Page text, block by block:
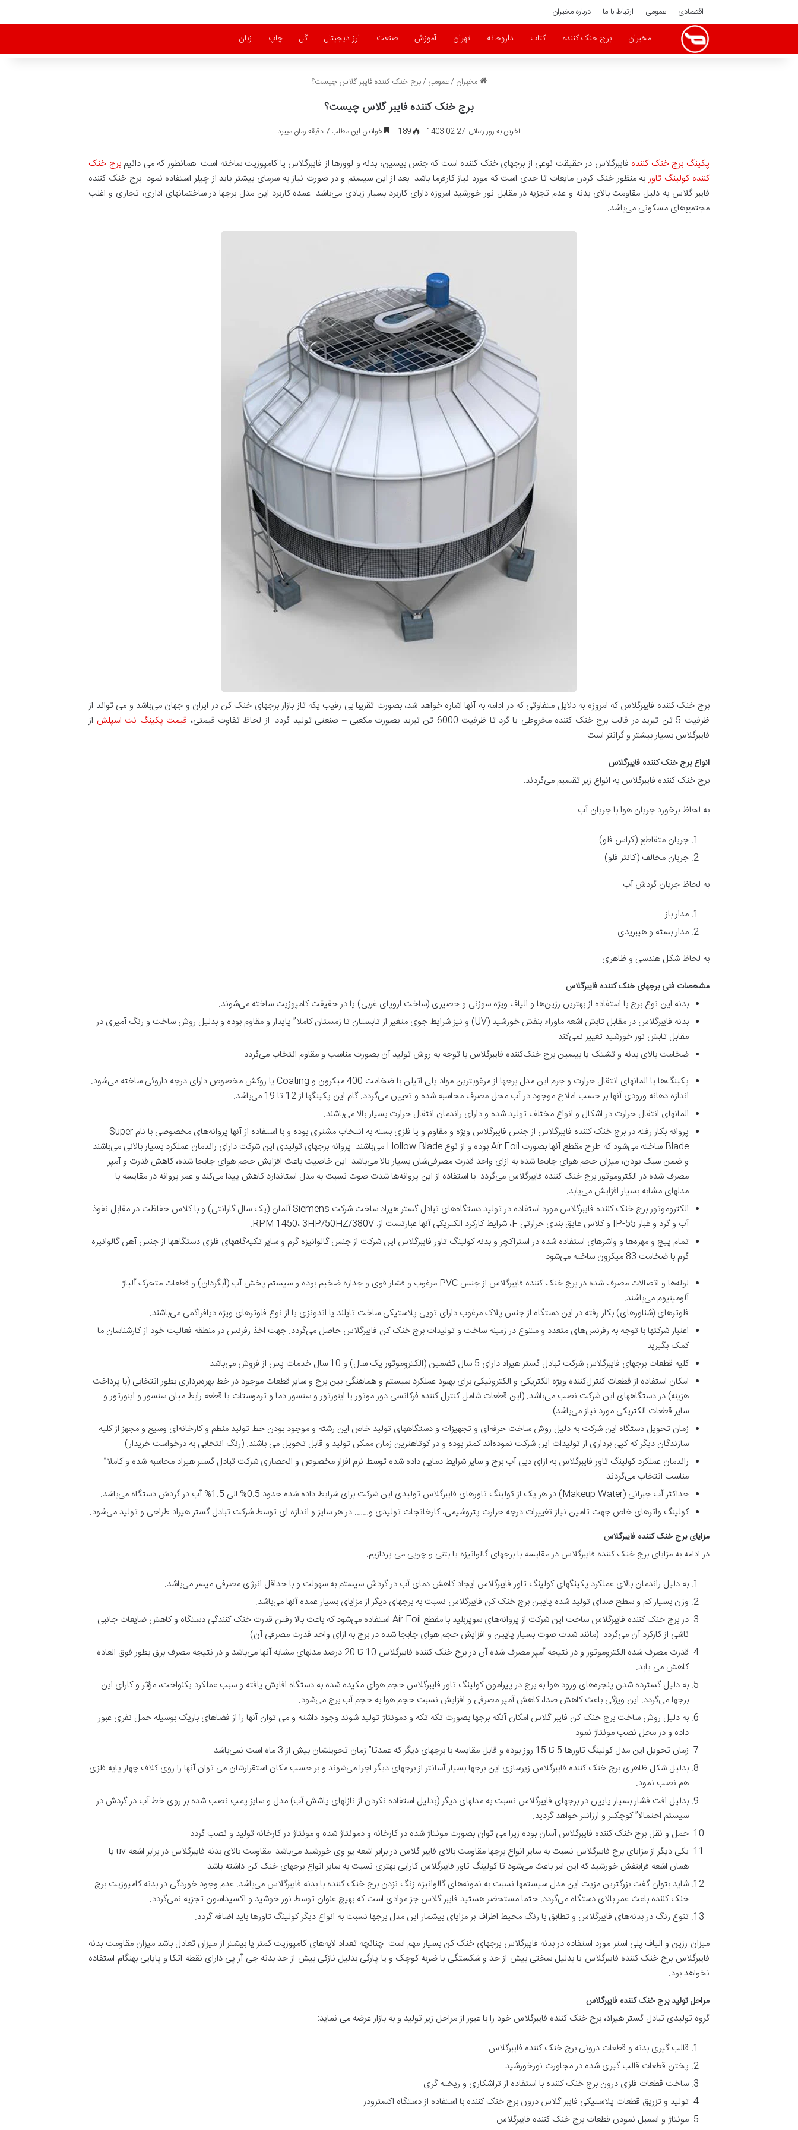
اقتصادی عمومی ارتباط با ما درباره مخبران
مخبران برج خنک کننده کتاب داروخانه تهران آموزش صنعت ارز دیجیتال گل چاپ زبان
مخبران /عمومی /برج خنک کننده فایبر گلاس چیست؟
برج خنک کننده فایبر گلاس چیست؟
آخرین به روز رسانی: 27-02-1403 189 خواندن این مطلب 7 دقیقه زمان میبرد
پکینگ برج خنک کننده فایبرگلاس در حقیقت نوعی از برجهای خنک کننده است که جنس بیسین، بدنه و لوورها از فایبرگلاس یا کامپوزیت ساخته است. همانطور که می دانیمبرج خنک
کننده کولینگ تاوربه منظور خنک کردن مایعات تا حدی است که مورد نیاز کارفرما باشد. بعد از این سیستم و در صورت نیاز به سرمای بیشتر باید از چیلر استفاده نمود. برج خنک کننده
فایبر گلاس به دلیل مقاومت بالای بدنه و عدم تجزیه در مقابل نور خورشید امروزه دارای کاربرد بسیار زیادی می‌باشد. عمده کاربرد این مدل برجها در ساختمانهای اداری، تجاری و اغلب
مجتمع‌های مسکونی می‌باشد.
برج خنک کننده فایبرگلاس که امروزه به دلایل متفاوتی که در ادامه به آنها اشاره خواهد شد، بصورت تقریبا بی رقیب یکه تاز بازار برجهای خنک کن در ایران و جهان می‌باشد و می تواند از
ظرفیت 5 تن تبرید در قالب برج خنک کننده مخروطی یا گرد تا ظرفیت 6000 تن تبرید بصورت مکعبی – صنعتی تولید گردد. از لحاظ تفاوت قیمتی،
قیمت پکینگ نت اسپلش از
فایبرگلاس بسیار بیشتر و گرانتر است.
انواع برج خنک کننده فایبرگلاس
برج خنک کننده فایبرگلاس به انواع زیر تقسیم می‌گردند:
به لحاظ برخورد جریان هوا با جریان آب
جریان متقاطع (کراس فلو)
جریان مخالف (کانتر فلو)
به لحاظ جریان گردش آب
مدار باز
مدار بسته و هیبریدی
به لحاظ شکل هندسی و ظاهری
مشخصات فنی برجهای خنک کننده فایبرگلاس
بدنه این نوع برج با استفاده از بهترین رزین‌ها و الیاف ویژه سوزنی و حصیری (ساخت اروپای غربی) یا در حقیقت کامپوزیت ساخته می‌شوند.
بدنه فایبرگلاس در مقابل تابش اشعه ماوراء بنفش خورشید (UV) و نیز شرایط جوی متغیر از تابستان تا زمستان کاملا” پایدار و مقاوم بوده و بدلیل روش ساخت و رنگ آمیزی در
مقابل تابش نور خورشید تغییر نمی‌کند.
ضخامت بالای بدنه و تشتک یا بیسین برج خنک‌کننده فایبرگلاس با توجه به روش تولید آن بصورت مناسب و مقاوم انتخاب می‌گردد.
پکینگ‌ها یا المانهای انتقال حرارت و جرم این مدل برجها از مرغوبترین مواد پلی اتیلن با ضخامت 400 میکرون و Coating یا روکش مخصوص دارای درجه داروئی ساخته می‌شود.
اندازه دهانه ورودی آنها بر حسب املاح موجود در آب محل مصرف محاسبه شده و تعیین می‌گردد. گام این پکینگها از 12 تا 19 می‌باشد.
المانهای انتقال حرارت در اشکال و انواع مختلف تولید شده و دارای راندمان انتقال حرارت بسیار بالا می‌باشند.
پروانه‌ بکار رفته در برج خنک کننده فایبرگلاس از جنس فایبرگلاس ویژه و مقاوم و یا فلزی بسته به انتخاب مشتری بوده و با استفاده از آنها پروانه‌های مخصوصی با نام Super
Blade ساخته می‌شود که طرح مقطع آنها بصورت Air Foil بوده و از نوع Hollow Blade می‌باشند. پروانه برجهای تولیدی این شرکت دارای راندمان عملکرد بسیار بالائی می‌باشند
و ضمن سبک بودن، میزان حجم هوای جابجا شده به ازای واحد قدرت مصرفی‌شان بسیار بالا می‌باشد. این خاصیت باعث افزایش حجم هوای جابجا شده، کاهش قدرت و آمپر
مصرف شده در الکتروموتور برج خنک کننده فایبرگلاس می‌گردد. با استفاده از این پروانه‌ها شدت صوت نسبت به مدل استاندارد کاهش پیدا می‌کند و عمر پروانه در مقایسه با
مدلهای مشابه بسیار افزایش می‌یابد.
الکتروموتور برج خنک کننده فایبرگلاس مورد استفاده در تولید دستگاه‌های تبادل گستر هیراد ساخت شرکت Siemens آلمان (یک سال گارانتی) و با کلاس حفاظت در مقابل نفوذ
آب و گرد و غبار IP-55 و کلاس عایق بندی حرارتی F، شرایط کارکرد الکتریکی آنها عبارتست از: RPM 1450، 3HP/50HZ/380V.
تمام پیچ و مهره‌ها و واشرهای استفاده شده در استراکچر و بدنه کولینگ تاور فایبرگلاس این شرکت از جنس گالوانیزه گرم و سایر تکیه‌گاههای فلزی دستگاهها از جنس آهن گالوانیزه
گرم با ضخامت 83 میکرون ساخته می‌شود.
لوله‌ها و اتصالات مصرف شده در برج خنک کننده فایبرگلاس از جنس PVC مرغوب و فشار قوی و جداره ضخیم بوده و سیستم پخش آب (آبگردان) و قطعات متحرک آلیاژ
آلومینیوم می‌باشند.
فلوترهای (شناورهای) بکار رفته در این دستگاه از جنس پلاک مرغوب دارای توپی پلاستیکی ساخت تایلند یا اندونزی یا از نوع فلوترهای ویژه دیافراگمی می‌باشند.
اعتبار شرکتها با توجه به رفرنس‌های متعدد و متنوع در زمینه ساخت و تولیدات برج خنک کن فایبرگلاس حاصل می‌گردد. جهت اخذ رفرنس در منطقه فعالیت خود از کارشناسان ما
کمک بگیرید.
کلیه قطعات برجهای فایبرگلاس شرکت تبادل گستر هیراد دارای 5 سال تضمین (الکتروموتور یک سال) و 10 سال خدمات پس از فروش می‌باشد.
امکان استفاده از قطعات کنترل‌کننده ویژه الکتریکی و الکترونیکی برای بهبود عملکرد سیستم و هماهنگی بین برج و سایر قطعات موجود در خط بهره‌برداری بطور انتخابی (با پرداخت
هزینه) در دستگاههای این شرکت نصب می‌باشد. (این قطعات شامل کنترل کننده فرکانسی دور موتور یا اینورتور و سنسور دما و ترموستات یا قطعه رابط میان سنسور و اینورتور و
سایر قطعات الکتریکی مورد نیاز می‌باشد)
زمان تحویل دستگاه این شرکت به دلیل روش ساخت حرفه‌ای و تجهیزات و دستگاههای تولید خاص این رشته و موجود بودن خط تولید منظم و کارخانه‌ای وسیع و مجهز از کلیه
سازندگان دیگر که کپی برداری از تولیدات این شرکت نموده‌اند کمتر بوده و در کوتاهترین زمان ممکن تولید و قابل تحویل می باشند. (رنگ انتخابی به درخواست خریدار)
راندمان عملکرد کولینگ تاور فایبرگلاس به ازای دبی آب برج و سایر شرایط دمایی داده شده توسط نرم افزار مخصوص و انحصاری شرکت تبادل گستر هیراد محاسبه شده و کاملا”
مناسب انتخاب می‌گردند.
حداکثر آب جبرانی (Makeup Water) در هر یک از کولینگ تاورهای فایبرگلاس تولیدی این شرکت برای شرایط داده شده حدود 0.5% الی 1.5% آب در گردش دستگاه می‌باشد.
کولینگ واترهای خاص جهت تامین نیاز تغییرات درجه حرارت پتروشیمی، کارخانجات تولیدی و……. در هر سایز و اندازه ای توسط شرکت تبادل گستر هیراد طراحی و تولید می‌شود.
مزایای برج خنک کننده فایبرگلاس
در ادامه به مزایای برج خنک کننده فایبرگلاس در مقایسه با برجهای گالوانیزه یا بتنی و چوبی می پردازیم.
به دلیل راندمان بالای عملکرد پکینگهای کولینگ تاور فایبرگلاس ایجاد کاهش دمای آب در گردش سیستم به سهولت و با حداقل انرژی مصرفی میسر می‌باشد.
وزن بسیار کم و سطح صدای تولید شده پایین برج خنک کن فایبرگلاس نسبت به برجهای دیگر از مزایای بسیار عمده آنها می‌باشد.
در برج خنک کننده فایبرگلاس ساخت این شرکت از پروانه‌های سوپربلید با مقطع Air Foil استفاده می‌شود که باعث بالا رفتن قدرت خنک کنندگی دستگاه و کاهش ضایعات جانبی
ناشی از کارکرد آن می‌گردد. (مانند شدت صوت بسیار پایین و افزایش حجم هوای جابجا شده در برج به ازای واحد قدرت مصرفی آن)
قدرت مصرف شده الکتروموتور و در نتیجه آمپر مصرف شده آن در برج خنک کننده فایبرگلاس 10 تا 20 درصد مدلهای مشابه آنها می‌باشد و در نتیجه مصرف برق بطور فوق العاده
کاهش می یابد.
به دلیل گسترده شدن پنجره‌های ورود هوا به برج در پیرامون کولینگ تاور فایبرگلاس حجم هوای مکیده شده به دستگاه افایش یافته و سبب عملکرد یکنواخت، مؤثر و کارای این
برجها می‌گردد. این ویژگی باعث کاهش صدا، کاهش آمپر مصرفی و افزایش نسبت حجم هوا به حجم آب برج می‌شود.
به دلیل روش ساخت برج خنک کن فایبر گلاس امکان آنکه برجها بصورت تکه تکه و دمونتاژ تولید شوند وجود داشته و می توان آنها را از فضاهای باریک بوسیله حمل نفری عبور
داده و در محل نصب مونتاژ نمود.
زمان تحویل این مدل کولینگ تاورها 5 تا 15 روز بوده و قابل مقایسه با برجهای دیگر که عمدتا” زمان تحویلشان بیش از 3 ماه است نمی‌باشد.
بدلیل شکل ظاهری برج خنک کننده فایبرگلاس زیرسازی این برجها بسیار آسانتر از برجهای دیگر اجرا می‌شوند و بر حسب مکان استقرارشان می توان آنها را روی کلاف چهار پایه فلزی
هم نصب نمود.
بدلیل افت فشار بسیار پایین در برجهای فایبرگلاس نسبت به مدلهای دیگر (بدلیل استفاده نکردن از نازلهای پاشش آب) مدل و سایز پمپ نصب شده بر روی خط آب در گردش در
سیستم احتمالا” کوچکتر و ارزانتر خواهد گردید.
حمل و نقل برج خنک کننده فایبرگلاس آسان بوده زیرا می توان بصورت مونتاژ شده در کارخانه و دمونتاژ شده و مونتاژ در کارخانه تولید و نصب گردد.
یکی دیگر از مزایای برج فایبرگلاس نسبت به سایر انواع برجها مقاومت بالای فایبر گلاس در برابر اشعه یو وی خورشید می‌باشد. مقاومت بالای بدنه فایبرگلاس در برابر اشعه uv یا
همان اشعه فرابنفش خورشید که این امر باعث می‌شود تا کولینگ تاور فایبرگلاس کارایی بهتری نسبت به سایر انواع برجهای خنک کن داشته باشد.
شاید بتوان گفت بزرگترین مزیت این مدل سیستمها نسبت به نمونه‌های گالوانیزه زنگ نزدن برج خنک کننده با بدنه فایبرگلاس می‌باشد. عدم وجود خوردگی در بدنه کامپوزیت برج
خنک کننده باعث عمر بالای دستگاه می‌گردد. حتما مستحضر هستید فایبر گلاس جز موادی است که بهیچ عنوان توسط نور خوشید و اکسیداسون تجزیه نمی‌گردد.
تنوع رنگ در بدنه‌های فایبرگلاس و تطابق با رنگ محیط اطراف بر مزایای بیشمار این مدل برجها نسبت به انواع دیگر کولینگ تاورها باید اضافه گردد.
میزان رزین و الیاف پلی استر مورد استفاده در بدنه فایبرگلاس برجهای خنک کن بسیار مهم است. چنانچه تعداد لایه‌های کامپوزیت کمتر یا بیشتر از میزان تعادل باشد میزان مقاومت بدنه
فایبرگلاس برج خنک کننده فایبرگلاس یا بدلیل سختی بیش از حد و شکستگی با ضربه کوچک و یا پارگی بدلیل نازکی بیش از حد بدنه جی آر پی دارای نقطه اتکا و پایایی بهنگام استفاده
نخواهد بود.
مراحل تولید برج خنک کننده فایبرگلاس
گروه تولیدی تبادل گستر هیراد، برج خنک کننده فایبرگلاس خود را با عبور از مراحل زیر تولید و به بازار عرضه می نماید:
قالب گیری بدنه و قطعات درونی برج خنک کننده فایبرگلاس
پختن قطعات قالب گیری شده در مجاورت نورخورشید
ساخت قطعات فلزی درون برج خنک کننده با استفاده از تراشکاری و ریخته گری
تولید و تزریق قطعات پلاستیکی فایبر گلاس درون برج خنک کننده با استفاده از دستگاه اکسترودر
مونتاژ و اسمبل نمودن قطعات برج خنک کننده فایبرگلاس